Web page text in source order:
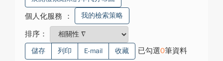
個人化服務 ： 我的檢索策略
排序：
儲存 列印 E-mail 收藏 已勾選0筆資料